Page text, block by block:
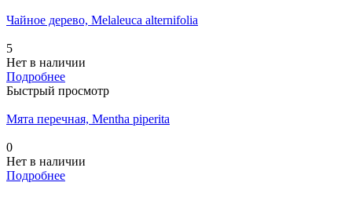
Чайное дерево, Melaleuca alternifolia
5
Нет в наличии
Подробнее
Быстрый просмотр
Мята перечная, Mentha piperita
0
Нет в наличии
Подробнее